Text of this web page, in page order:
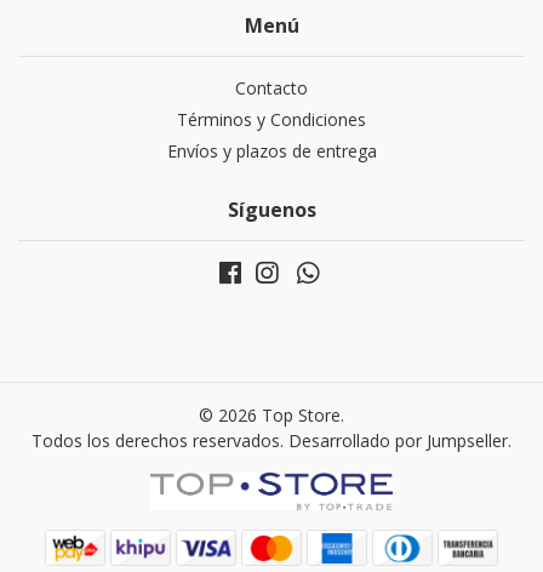
Menú
Contacto
Términos y Condiciones
Envíos y plazos de entrega
Síguenos
© 2026 Top Store.
Todos los derechos reservados. Desarrollado por Jumpseller.